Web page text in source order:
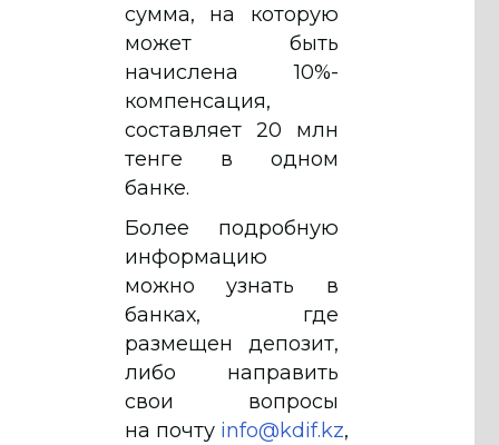
сумма, на которую
может быть
начислена 10%-
компенсация,
составляет 20 млн
тенге в одном
банке.
Более подробную
информацию
можно узнать в
банках, где
размещен депозит,
либо направить
свои вопросы
на почту info@kdif.kz,